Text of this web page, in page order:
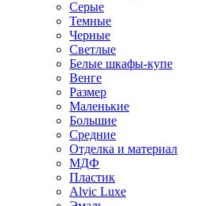
Серые
Темные
Черные
Светлые
Белые шкафы-купе
Венге
Размер
Маленькие
Большие
Средние
Отделка и материал
МДФ
Пластик
Alvic Luxe